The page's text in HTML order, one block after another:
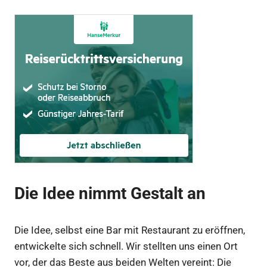
Die Idee nimmt Gestalt an
Die Idee, selbst eine Bar mit Restaurant zu eröffnen,
entwickelte sich schnell. Wir stellten uns einen Ort
vor, der das Beste aus beiden Welten vereint: Die